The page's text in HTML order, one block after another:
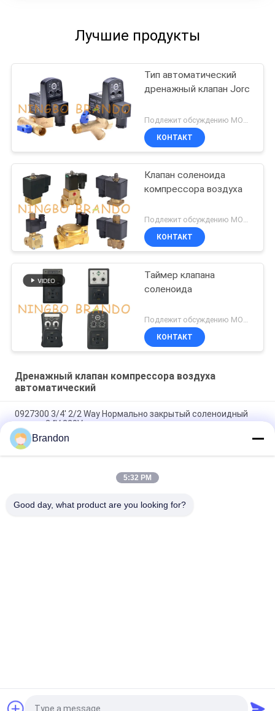
Лучшие продукты
Тип автоматический
дренажный клапан Jorc
КОНТАКТ
Клапан соленоида
компрессора воздуха
Подлежит обсуждению MOQ:1 ПК
КОНТАКТ
Таймер клапана
соленоида
Подлежит обсуждению MOQ:1 ПК
КОНТАКТ
Дренажный клапан компрессора воздуха
автоматический
0927300 3/4' 2/2 Way Нормально закрытый соленоидный
клапан 24V 220V
0927200 1/2" воздушный компрессор латунный
соленоидный клапан 24V 110V 220V
0927300 3/4" латунный путь клапана соленоида 2/2
Brandon
5:32 PM
Good day, what product are you looking for?